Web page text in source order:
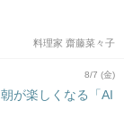
料理家 齋藤菜々子
8/7 (金)
が楽しくなる「AI